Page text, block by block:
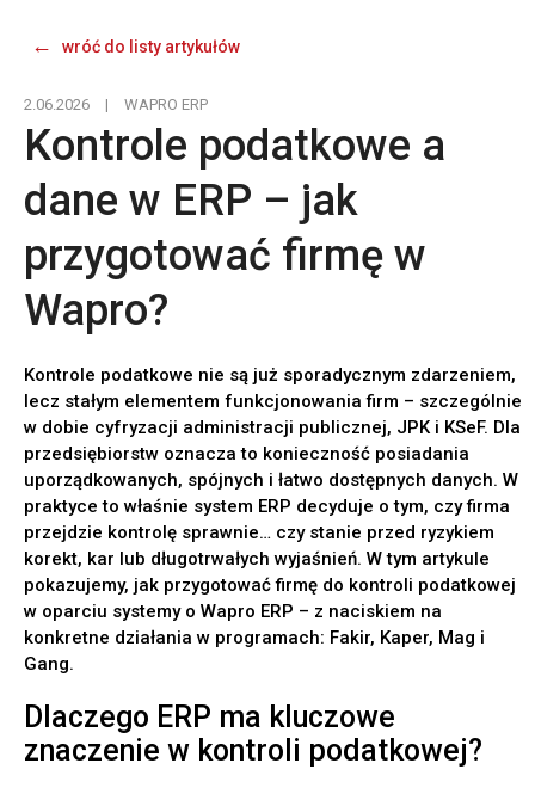
wróć do listy artykułów
2.06.2026 | WAPRO ERP
Kontrole podatkowe a
dane w ERP – jak
przygotować firmę w
Wapro?
Kontrole podatkowe nie są już sporadycznym zdarzeniem,
lecz stałym elementem funkcjonowania firm – szczególnie
w dobie cyfryzacji administracji publicznej, JPK i KSeF. Dla
przedsiębiorstw oznacza to konieczność posiadania
uporządkowanych, spójnych i łatwo dostępnych danych. W
praktyce to właśnie system ERP decyduje o tym, czy firma
przejdzie kontrolę sprawnie… czy stanie przed ryzykiem
korekt, kar lub długotrwałych wyjaśnień. W tym artykule
pokazujemy, jak przygotować firmę do kontroli podatkowej
w oparciu systemy o Wapro ERP – z naciskiem na
konkretne działania w programach: Fakir, Kaper, Mag i
Gang.
Dlaczego ERP ma kluczowe
znaczenie w kontroli podatkowej?